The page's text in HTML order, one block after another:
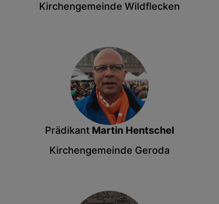
Kirchengemeinde Wildflecken
Prädikant Martin Hentschel
Kirchengemeinde Geroda